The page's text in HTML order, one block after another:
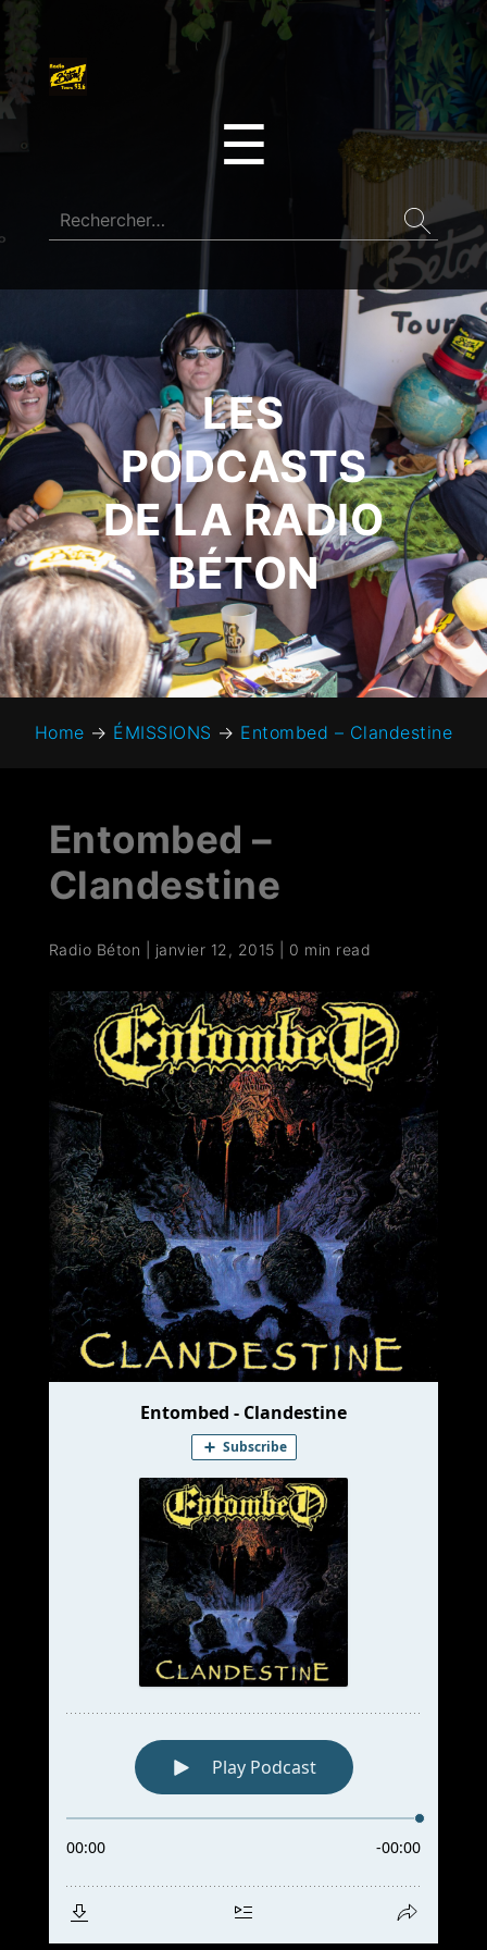
☰
LES
PODCASTS
DE LA RADIO
BÉTON
Home → ÉMISSIONS → Entombed – Clandestine
Entombed –
Clandestine
Radio Béton janvier 12, 2015 0 min read